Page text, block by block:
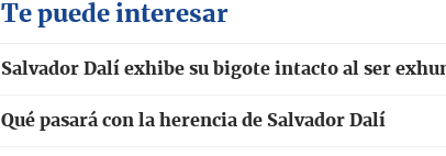
Te puede interesar
Salvador Dalí exhibe su bigote intacto al ser
Qué pasará con la herencia de Salvador Dalí